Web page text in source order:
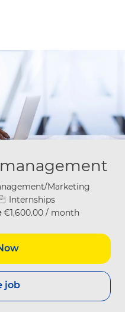
Marketing
Internships
€1,600.00 / month
job